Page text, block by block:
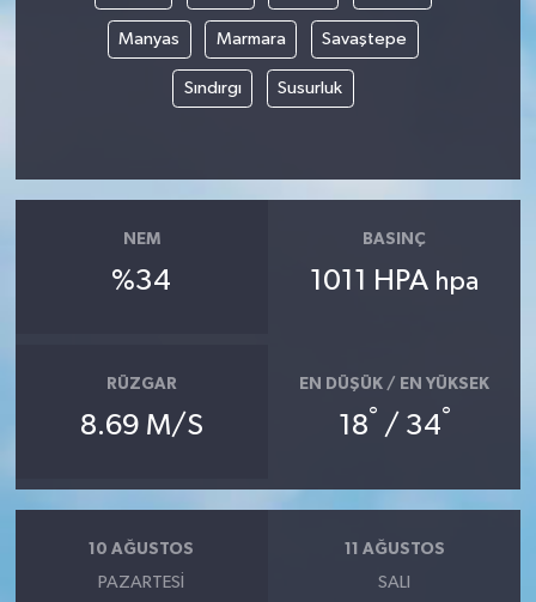
Manyas Marmara Savaştepe
Sındırgı Susurluk
NEM
%34
BASINÇ
1011 HPA hpa
RÜZGAR
8.69 M/S
EN DÜŞÜK / EN YÜKSEK
18° / 34°
10 AĞUSTOS
PAZARTESI
11 AĞUSTOS
SALI